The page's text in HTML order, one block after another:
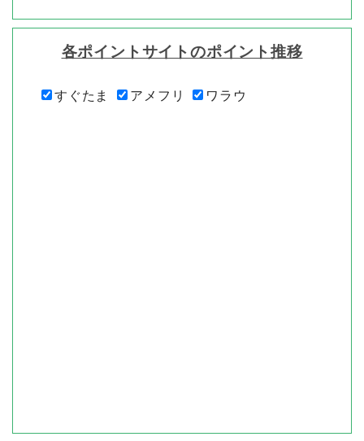
各ポイントサイトのポイント推移
すぐたま アメフリ ワラウ